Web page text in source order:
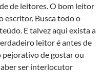
de leitores. O bom leitor
escritor. Busca todo o
E talvez aqui exista a
leitor é antes de
de gostar ou
ser interlocutor